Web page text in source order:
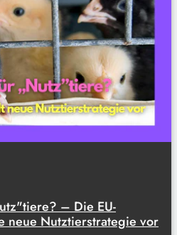
– Die EU-
neue Nutztierstrategie vor